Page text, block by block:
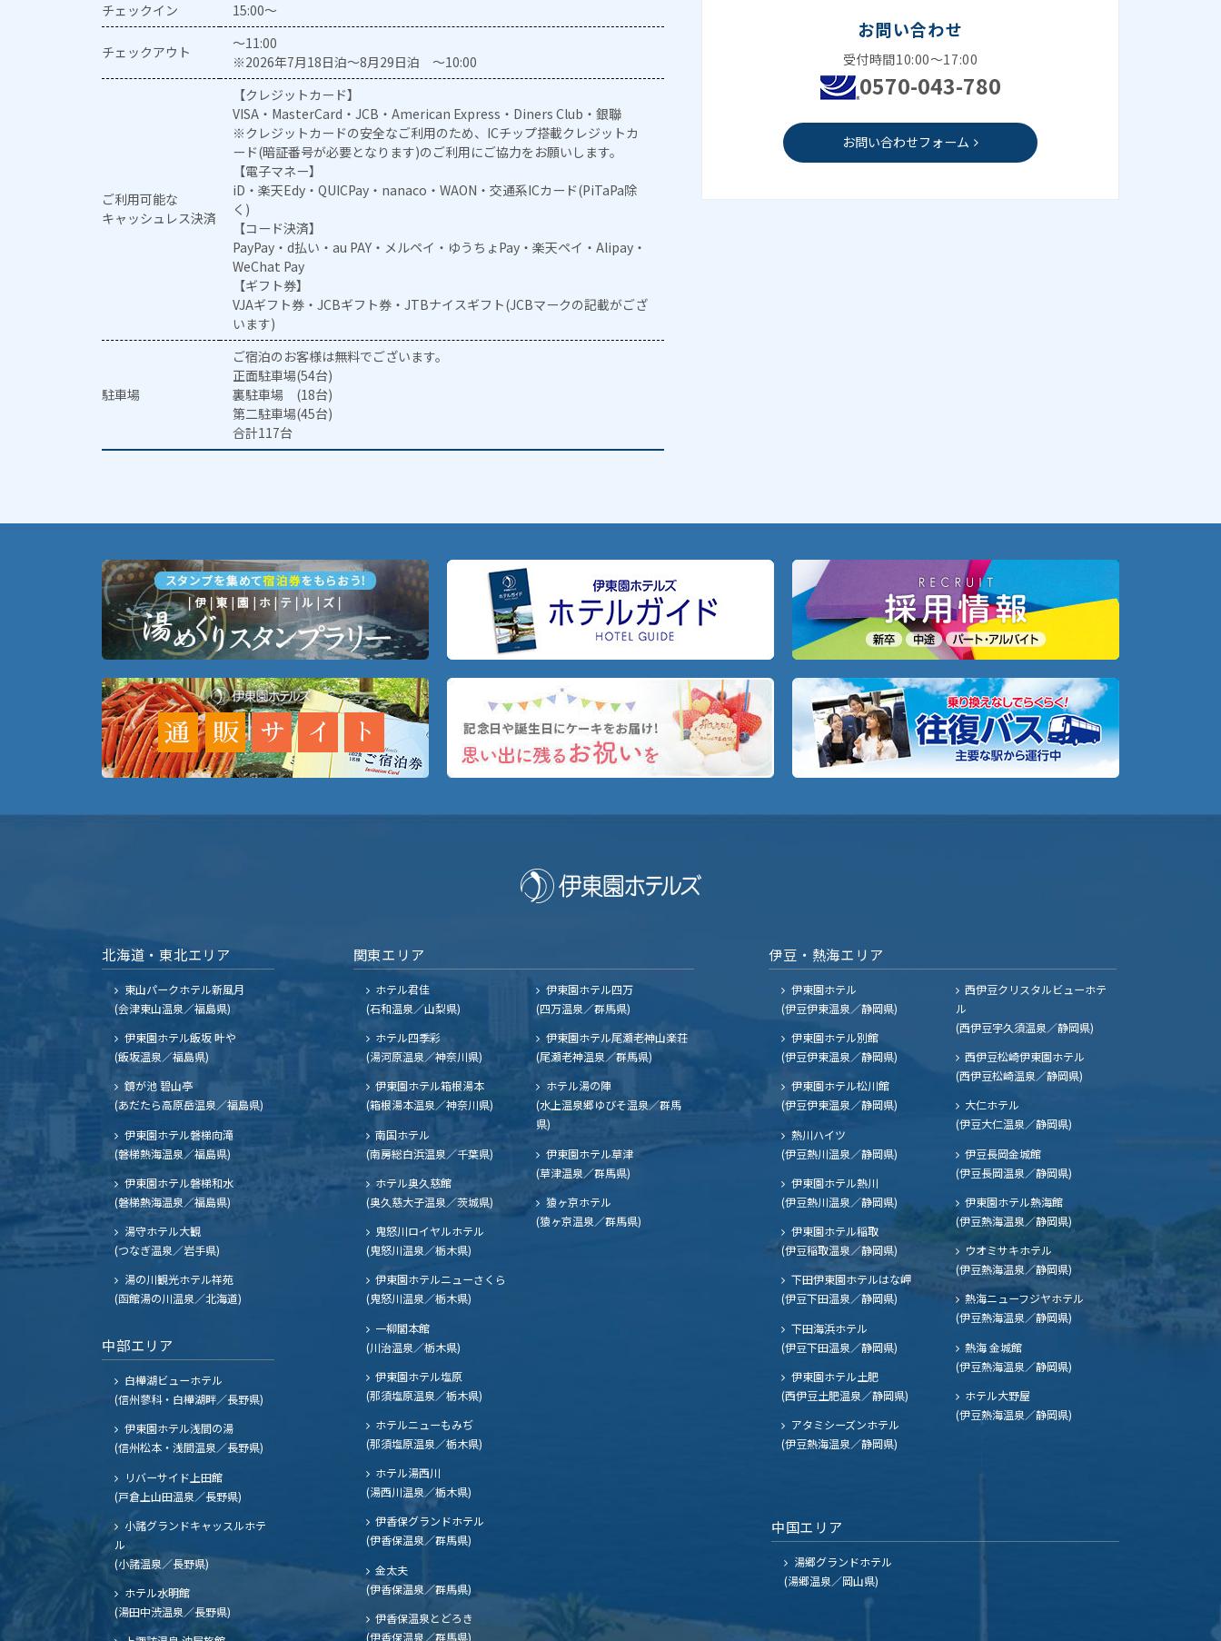
チェックイン 15:00～
チェックアウト
～11:00
※2026年7月18日泊～8月29日泊 ～10:00
ご利用可能な
キャッシュレス決済
【クレジットカード】
VISA・MasterCard・JCB・American Express・Diners Club・銀聯
※クレジットカードの安全なご利用のため、ICチップ搭載クレジットカ
ード(暗証番号が必要となります)のご利用にご協力をお願いします。
【電子マネー】
iD・楽天Edy・QUICPay・nanaco・WAON・交通系ICカード(PiTaPa除
く)
【コード決済】
PayPay・d払い・au PAY・メルペイ・ゆうちょPay・楽天ペイ・Alipay・
WeChat Pay
【ギフト券】
VJAギフト券・JCBギフト券・JTBナイスギフト(JCBマークの記載がござ
います)
駐車場
ご宿泊のお客様は無料でございます。
正面駐車場(54台)
裏駐車場 (18台)
第二駐車場(45台)
合計117台
お問い合わせ
受付時間10:00～17:00
0570-043-780
お問い合わせフォーム
北海道・東北エリア
東山パークホテル新風月
(会津東山温泉／福島県)
伊東園ホテル飯坂 叶や
(飯坂温泉／福島県)
鏡が池 碧山亭
(あだたら高原岳温泉／福島県)
伊東園ホテル磐梯向滝
(磐梯熱海温泉／福島県)
伊東園ホテル磐梯和水
(磐梯熱海温泉／福島県)
湯守ホテル大観
(つなぎ温泉／岩手県)
湯の川観光ホテル祥苑
(函館湯の川温泉／北海道)
中部エリア
白樺湖ビューホテル
(信州蓼科・白樺湖畔／長野県)
伊東園ホテル浅間の湯
(信州松本・浅間温泉／長野県)
リバーサイド上田館
(戸倉上山田温泉／長野県)
小諸グランドキャッスルホテ
ル
(小諸温泉／長野県)
ホテル水明館
(湯田中渋温泉／長野県)
関東エリア
ホテル君佳
(石和温泉／山梨県)
ホテル四季彩
(湯河原温泉／神奈川県)
伊東園ホテル箱根湯本
(箱根湯本温泉／神奈川県)
南国ホテル
(南房総白浜温泉／千葉県)
ホテル奥久慈館
(奥久慈大子温泉／茨城県)
鬼怒川ロイヤルホテル
(鬼怒川温泉／栃木県)
伊東園ホテルニューさくら
(鬼怒川温泉／栃木県)
一柳閣本館
(川治温泉／栃木県)
伊東園ホテル塩原
(那須塩原温泉／栃木県)
ホテルニューもみぢ
(那須塩原温泉／栃木県)
ホテル湯西川
(湯西川温泉／栃木県)
伊香保グランドホテル
(伊香保温泉／群馬県)
金太夫
(伊香保温泉／群馬県)
伊香保温泉とどろき
(伊香保温泉／群馬県)
伊東園ホテル四万
(四万温泉／群馬県)
伊東園ホテル尾瀬老神山楽荘
(尾瀬老神温泉／群馬県)
ホテル湯の陣
(水上温泉郷ゆびそ温泉／群馬
県)
伊東園ホテル草津
(草津温泉／群馬県)
猿ヶ京ホテル
(猿ヶ京温泉／群馬県)
伊豆・熱海エリア
伊東園ホテル
(伊豆伊東温泉／静岡県)
伊東園ホテル別館
(伊豆伊東温泉／静岡県)
伊東園ホテル松川館
(伊豆伊東温泉／静岡県)
熱川ハイツ
(伊豆熱川温泉／静岡県)
伊東園ホテル熱川
(伊豆熱川温泉／静岡県)
伊東園ホテル稲取
(伊豆稲取温泉／静岡県)
下田伊東園ホテルはな岬
(伊豆下田温泉／静岡県)
下田海浜ホテル
(伊豆下田温泉／静岡県)
伊東園ホテル土肥
(西伊豆土肥温泉／静岡県)
西伊豆クリスタルビューホテ
ル
(西伊豆宇久須温泉／静岡県)
西伊豆松崎伊東園ホテル
(西伊豆松崎温泉／静岡県)
大仁ホテル
(伊豆大仁温泉／静岡県)
伊豆長岡金城館
(伊豆長岡温泉／静岡県)
伊東園ホテル熱海館
(伊豆熱海温泉／静岡県)
ウオミサキホテル
(伊豆熱海温泉／静岡県)
熱海ニューフジヤホテル
(伊豆熱海温泉／静岡県)
熱海 金城館
(伊豆熱海温泉／静岡県)
ホテル大野屋
(伊豆熱海温泉／静岡県)
アタミシーズンホテル
(伊豆熱海温泉／静岡県)
中国エリア
湯郷グランドホテル
(湯郷温泉／岡山県)